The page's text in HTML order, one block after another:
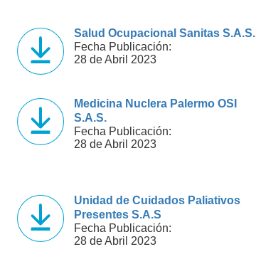
Salud Ocupacional Sanitas S.A.S.
Fecha Publicación:
28 de Abril 2023
Medicina Nuclera Palermo OSI
S.A.S.
Fecha Publicación:
28 de Abril 2023
Unidad de Cuidados Paliativos
Presentes S.A.S
Fecha Publicación:
28 de Abril 2023